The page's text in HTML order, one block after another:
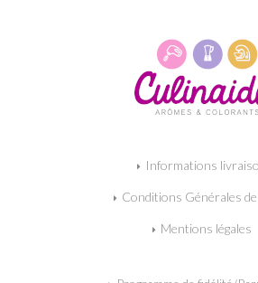
Informations
Conditions Générales
Mentions légales